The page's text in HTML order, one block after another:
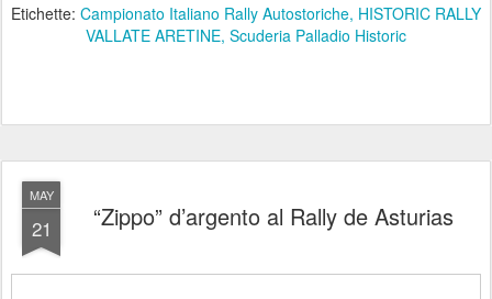
Etichette: Campionato Italiano Rally Autostoriche HISTORIC RALLY
VALLATE ARETINE Scuderia Palladio Historic
MAY
21 “Zippo” d’argento al Rally de Asturias